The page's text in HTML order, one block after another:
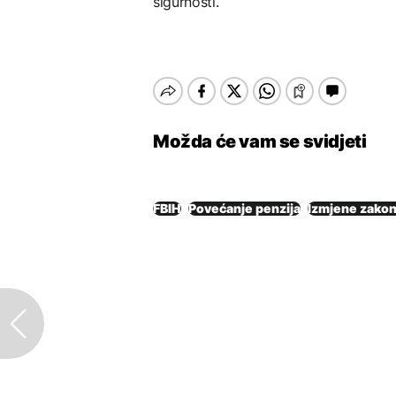
Možda će vam se svidjeti
FBIH Povećanje penzija Izmjene